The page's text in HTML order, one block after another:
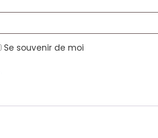
Se souvenir de moi